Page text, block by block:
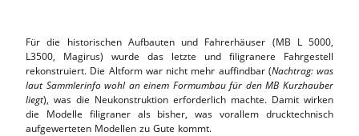
Für die historischen Aufbauten und Fahrerhäuser (MB L 5000,
L3500, Magirus) wurde das letzte und filigranere Fahrgestell
rekonstruiert. Die Altform war nicht mehr auffindbar (Nachtrag: was
laut Sammlerinfo wohl an einem Formumbau für den MB Kurzhauber
liegt), was die Neukonstruktion erforderlich machte. Damit wirken
die Modelle filigraner als bisher, was vorallem drucktechnisch
aufgewerteten Modellen zu Gute kommt.